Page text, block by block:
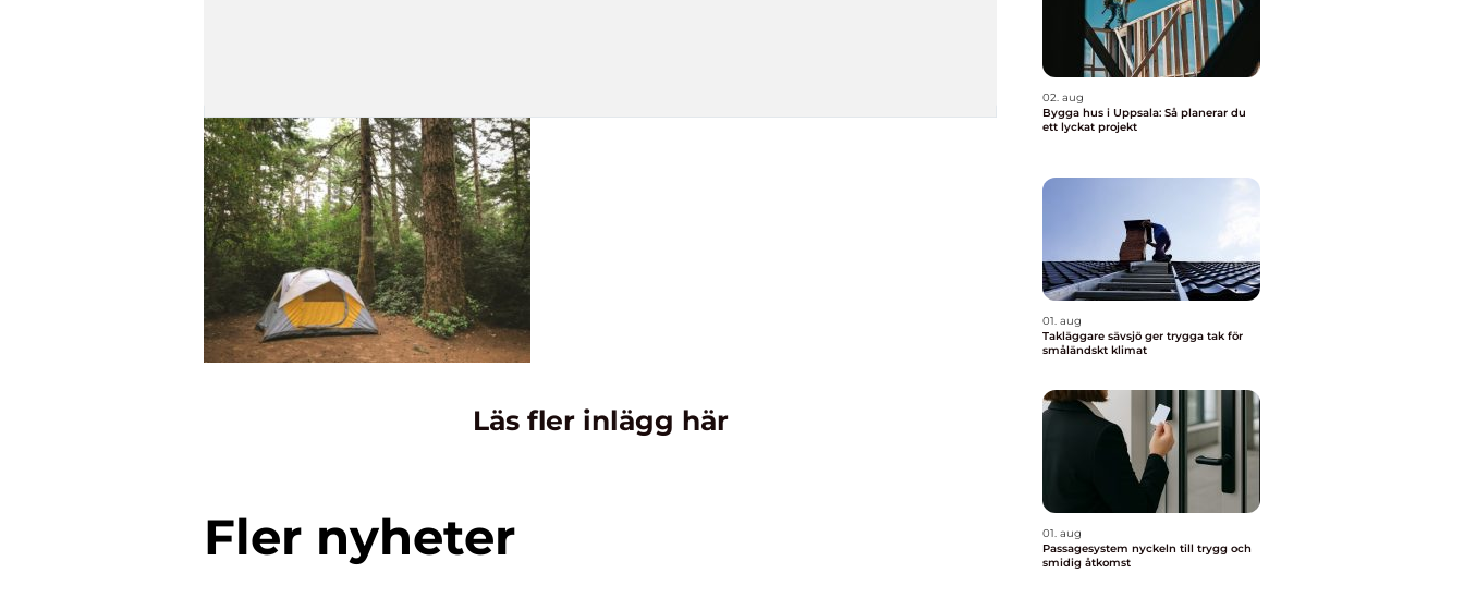
Läs fler inlägg här
Fler nyheter
02. aug
Bygga hus i Uppsala: Så planerar du
ett lyckat projekt
01. aug
Takläggare sävsjö ger trygga tak för
småländskt klimat
01. aug
Passagesystem nyckeln till trygg och
smidig åtkomst